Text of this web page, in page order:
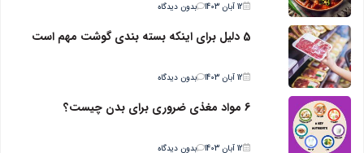
12 آبان 1403 بدون دیدگاه
5 دلیل برای اینکه بسته بندی گوشت مهم است
12 آبان 1403 بدون دیدگاه
6 مواد مغذی ضروری برای بدن چیست؟
12 آبان 1403 بدون دیدگاه